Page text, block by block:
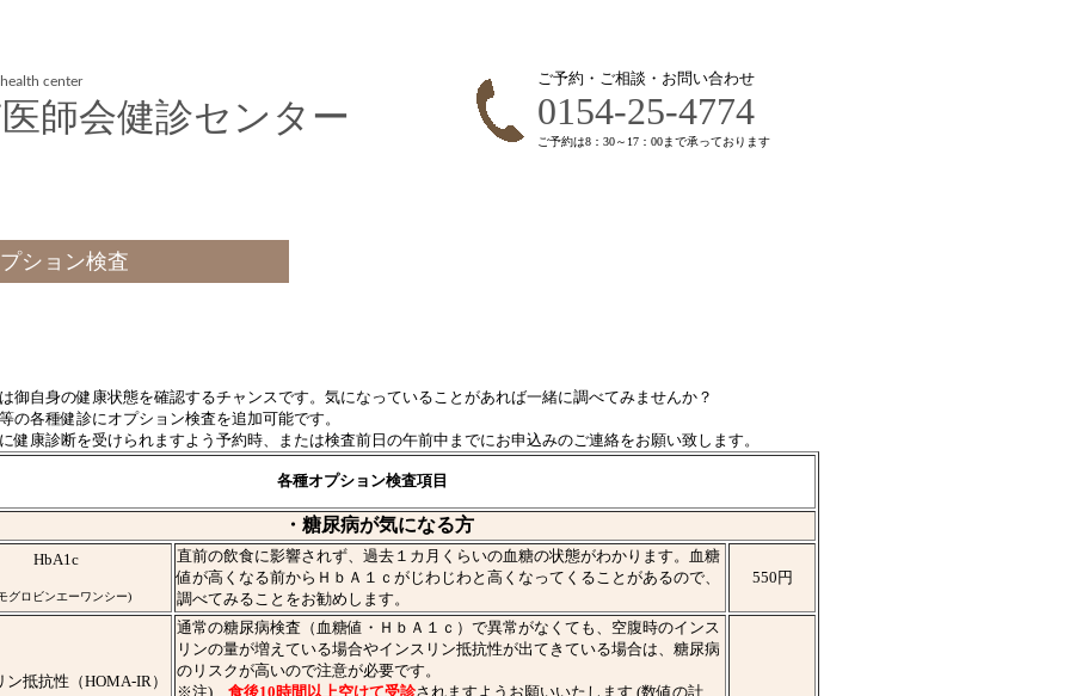
center
師会健診センター
ご予約・ご相談・お問い合わせ
0154-25-4774
ご予約は8：30～17：00まで承っております
ション検査
御自身の健康状態を確認するチャンスです。気になっていることがあれば一緒に調べてみませんか？
の各種健診にオプション検査を追加可能です。
健康診断を受けられますよう予約時、または検査前日の午前中までにお申込みのご連絡をお願い致します。
各種オプション検査項目
・糖尿病が気になる方
HbA1c
グロビンエーワンシー)
直前の飲食に影響されず、過去１カ月くらいの血糖の状態がわかります。血糖
値が高くなる前からＨｂＡ１ｃがじわじわと高くなってくることがあるので、
調べてみることをお勧めします。
550円
ン抵抗性（HOMA-IR）
通常の糖尿病検査（血糖値・ＨｂＡ１ｃ）で異常がなくても、空腹時のインス
リンの量が増えている場合やインスリン抵抗性が出てきている場合は、糖尿病
のリスクが高いので注意が必要です。
※注) 食後10時間以上空けて受診されますようお願いいたします (数値の計